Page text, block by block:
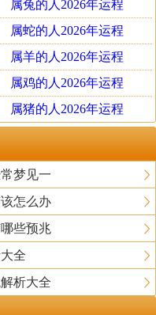
，有时却不知道？陈
按照对脑电波的分析，
两种。刚刚入睡时，处
睡眠。慢波睡眠也叫无
疲劳的调整，对于增高
是真正让大脑休息的睡
辑思维、白天最辛苦的
的右脑接了左脑的班。
眠循环往复地交替。
30分钟的快波，然后再
大约是6-12小时，恰好
。如果你醒来时正好处
属兔的人2026年运程
属蛇的人2026年运程
属羊的人2026年运程
属鸡的人2026年运程
属猪的人2026年运程
梦见一
怎么办
些预兆
全
析大全